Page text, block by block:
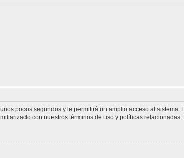
pocos segundos y le permitirá un amplio acceso al
con nuestros términos de uso y políticas